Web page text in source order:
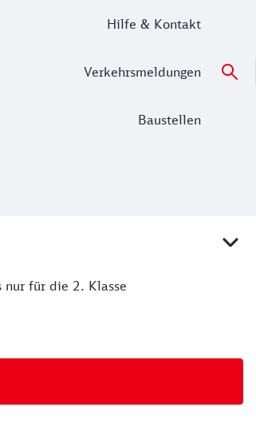
Hilfe & Kontakt
Verkehrsmeldungen
Baustellen
für die 2. Klasse